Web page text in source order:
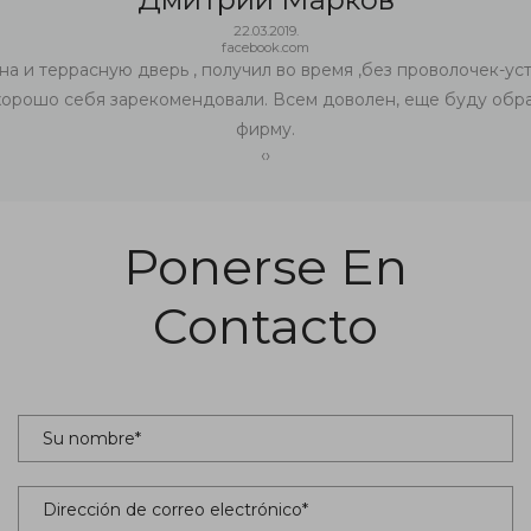
22.03.2019.
facebook.com
и террасную дверь , получил во время ,без проволочек-
себя зарекомендовали. Всем доволен, еще буду
фирму.
‹›
Ponerse En
Contacto